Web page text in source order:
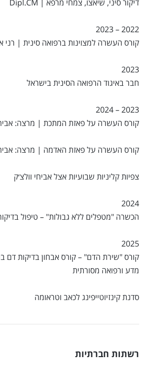
דיקור סיני, שיאצו, צמחי מרפא | Dipl.CM
2022 – 2023
קורס העשרה למצוינות ברפואה סינית | רני
2023
חבר באיגוד הרפואה הסינית בישראל
2023 – 2024
קורס העשרה על פאזת המתכת | מרצה:
קורס העשרה על פאזת האדמה | מרצה:
צפיות קליניות שבועיות אצל אביחי וולצ׳ק
2024
הכשרה "מטפלים ללא גבולות" – טיפול
2025
קורס "שירת הדם" – קורס אבחון בדיקות
מדע ורפואה מסורתית
סדנת קינזיוטייפינג לכאב וטראומה
רשתות חברתיות